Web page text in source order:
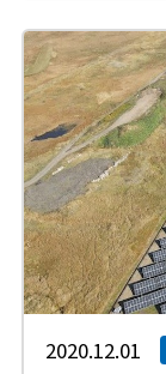
2020.12.01